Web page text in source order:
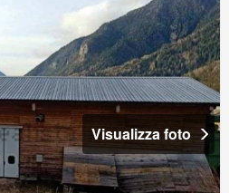
Visualizza foto